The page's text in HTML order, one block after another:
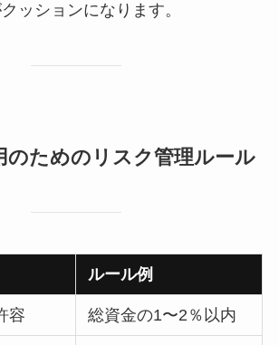
ッションになります。
のためのリスク管理ルール
ルール例
容 総資金の1〜2％以内